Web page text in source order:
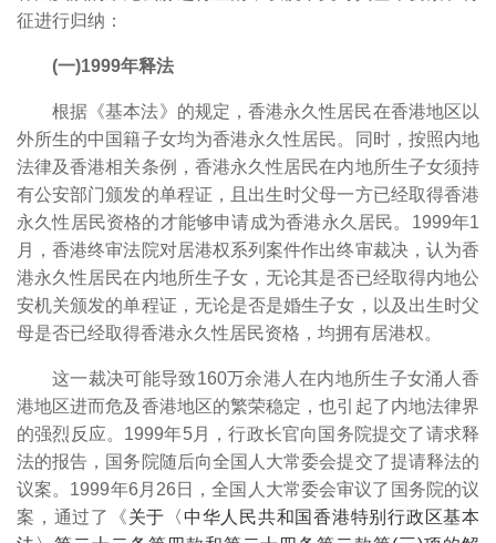
征进行归纳：
(一)1999年释法
根据《基本法》的规定，香港永久性居民在香港地区以
外所生的中国籍子女均为香港永久性居民。同时，按照内地
法律及香港相关条例，香港永久性居民在内地所生子女须持
有公安部门颁发的单程证，且出生时父母一方已经取得香港
永久性居民资格的才能够申请成为香港永久居民。1999年1
月，香港终审法院对居港权系列案件作出终审裁决，认为香
港永久性居民在内地所生子女，无论其是否已经取得内地公
安机关颁发的单程证，无论是否是婚生子女，以及出生时父
母是否已经取得香港永久性居民资格，均拥有居港权。
这一裁决可能导致160万余港人在内地所生子女涌人香
港地区进而危及香港地区的繁荣稳定，也引起了内地法律界
的强烈反应。 1999年5月，行政长官向国务院提交了请求释
法的报告，国务院随后向全国人大常委会提交了提请释法的
议案。1999年6月26日，全国人大常委会审议了国务院的议
案，通过了《关于〈中华人民共和国香港特别行政区基本